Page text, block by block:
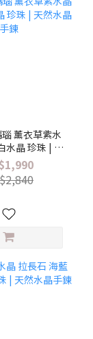
薰衣草紫水
水晶 珍珠 | 天
晶手鍊